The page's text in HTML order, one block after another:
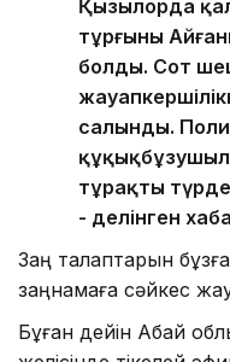
Қызылорда
тұрғыны
болды. Сот
салынды.
тұрақты түрде
- делінген
Заң талаптарын
заңнамаға сәйкес
Бұған дейін Абай